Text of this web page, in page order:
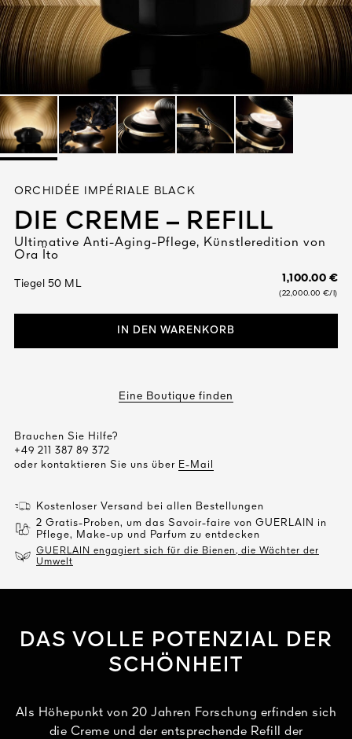
Alles anzeigen
ORCHIDÉE IMPÉRIALE BLACK
DIE CREME – REFILL
Ultimative Anti-Aging-Pflege, Künstleredition von
Ora Ïto
Tiegel 50 ML 1,100.00 €
(22,000.00 €/l)
IN DEN WARENKORB
Eine Boutique finden
Brauchen Sie Hilfe?
+49 211 387 89 372
oder kontaktieren Sie uns über E-Mail
Kostenloser Versand bei allen Bestellungen
2 Gratis-Proben, um das Savoir-faire von GUERLAIN in
Pflege, Make-up und Parfum zu entdecken
GUERLAIN engagiert sich für die Bienen, die Wächter der
Umwelt
DAS VOLLE POTENZIAL DER
SCHÖNHEIT
Als Höhepunkt von 20 Jahren Forschung erfinden sich
die Creme und der entsprechende Refill der